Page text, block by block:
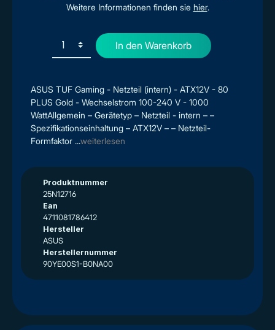
ASUS TUF Gaming - Netzteil (intern) - ATX12V - 80
PLUS Gold - Wechselstrom 100-240 V - 1000
WattAllgemein – Gerätetyp – Netzteil - intern – –
Spezifikationseinhaltung – ATX12V – – Netzteil-
Formfaktor ...weiterlesen
Produktnummer
25N12716
Ean
4711081786412
Hersteller
ASUS
Herstellernummer
90YE00S1-B0NA00
Weitere Informationen finden sie hier.
In den Warenkorb